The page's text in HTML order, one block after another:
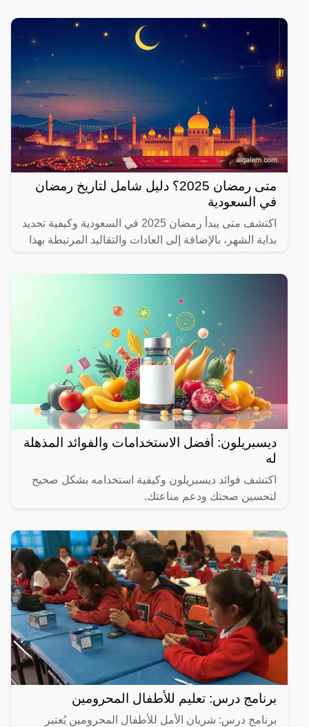
متى رمضان 2025؟ دليل شامل لتاريخ رمضان
في السعودية
اكتشف متى يبدأ رمضان 2025 في السعودية وكيفية تحديد
بداية الشهر، بالإضافة إلى العادات والتقاليد المرتبطة بهذا
ديسبريلون: أفضل الاستخدامات والفوائد المذهلة
له
اكتشف فوائد ديسبريلون وكيفية استخدامه بشكل صحيح
لتحسين صحتك ودعم مناعتك.
برنامج درس: تعليم للأطفال المحرومين
برنامج درس: شريان الأمل للأطفال المحرومين يُعتبر